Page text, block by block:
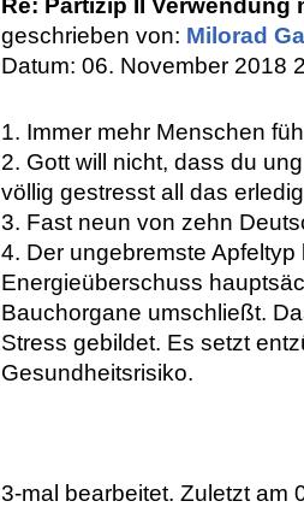
Re: Partizip II Verwendung
geschrieben von: Milorad
Datum: 06. November 2018
1. Immer mehr Menschen
2. Gott will nicht, dass du
völlig gestresst all das
3. Fast neun von zehn
4. Der ungebremste
Energieüberschuss
Bauchorgane umschließt.
Stress gebildet. Es setzt
Gesundheitsrisiko.
3-mal bearbeitet. Zuletzt am